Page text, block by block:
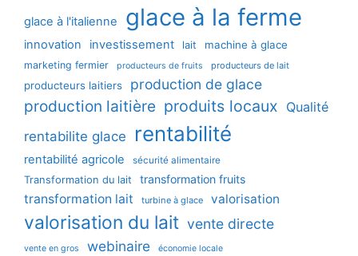
glace à l'italienne glace à la ferme
innovation investissement lait machine à glace
marketing fermier producteurs de fruits producteurs de lait
producteurs laitiers production de glace
production laitière produits locaux Qualité
rentabilite glace
rentabilité
rentabilité agricole sécurité alimentaire
Transformation du lait transformation fruits
transformation lait turbine à glace valorisation
valorisation du lait vente directe
vente en gros webinaire économie locale